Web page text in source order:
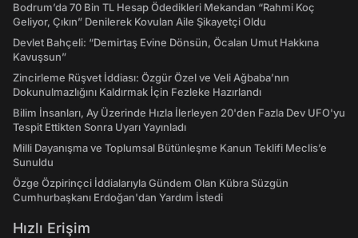
Bodrum’da 70 Bin TL Hesap Ödedikleri Mekandan “Rahmi Koç
Geliyor, Çıkın” Denilerek Kovulan Aile Şikayetçi Oldu
Devlet Bahçeli: “Demirtaş Evine Dönsün, Öcalan Umut Hakkına
Kavuşsun”
Zincirleme Rüşvet İddiası: Özgür Özel ve Veli Ağbaba’nın
Dokunulmazlığını Kaldırmak İçin Fezleke Hazırlandı
Bilim İnsanları, Ay Üzerinde Hızla İlerleyen 20'den Fazla Dev UFO'yu
Tespit Ettikten Sonra Uyarı Yayınladı
Milli Dayanışma ve Toplumsal Bütünleşme Kanun Teklifi Meclis’e
Sunuldu
Özge Özpirinçci İddialarıyla Gündem Olan Kübra Süzgün
Cumhurbaşkanı Erdoğan'dan Yardım İstedi
Hızlı Erişim